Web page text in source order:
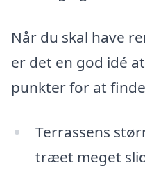
Når du skal have
er det en god idé
punkter for at
Terrassens
træet meget